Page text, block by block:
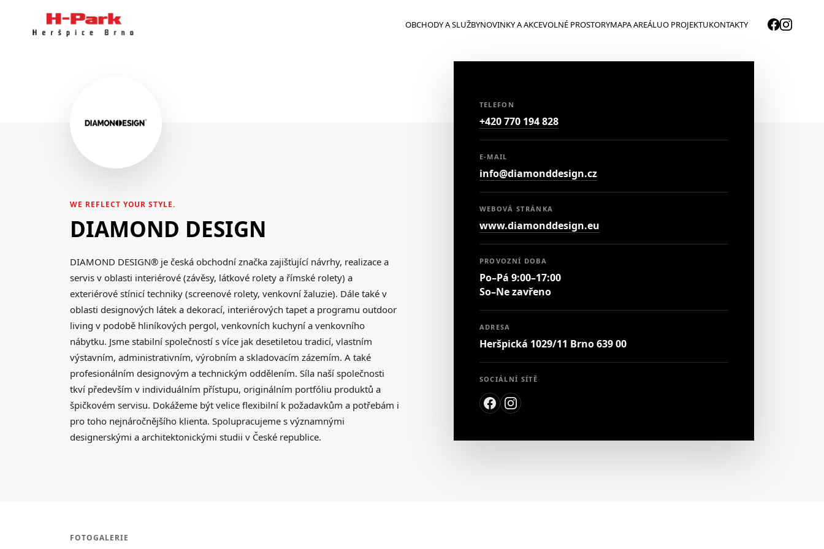
OBCHODY A SLUŽBYNOVINKY A AKCEVOLNÉ PROSTORYMAPA AREÁLUO PROJEKTUKONTAKTY
WE REFLECT YOUR STYLE.
DIAMOND DESIGN
DIAMOND DESIGN® je česká obchodní značka zajišťující návrhy, realizace a
servis v oblasti interiérové (závěsy, látkové rolety a římské rolety) a
exteriérové stínicí techniky (screenové rolety, venkovní žaluzie). Dále také v
oblasti designových látek a dekorací, interiérových tapet a programu outdoor
living v podobě hliníkových pergol, venkovních kuchyní a venkovního
nábytku. Jsme stabilní společností s více jak desetiletou tradicí, vlastním
výstavním, administrativním, výrobním a skladovacím zázemím. A také
profesionálním designovým a technickým oddělením. Síla naší společnosti
tkví především v individuálním přístupu, originálním portfóliu produktů a
špičkovém servisu. Dokážeme být velice flexibilní k požadavkům a potřebám i
pro toho nejnáročnějšího klienta. Spolupracujeme s významnými
designerskými a architektonickými studii v České republice.
TELEFON
+420 770 194 828
E-MAIL
info@diamonddesign.cz
WEBOVÁ STRÁNKA
www.diamonddesign.eu
PROVOZNÍ DOBA
Po–Pá 9:00–17:00
So–Ne zavřeno
ADRESA
Heršpická 1029/11 Brno 639 00
SOCIÁLNÍ SÍTĚ
FOTOGALERIE